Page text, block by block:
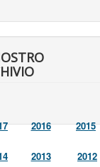
2016 2015
2013 2012